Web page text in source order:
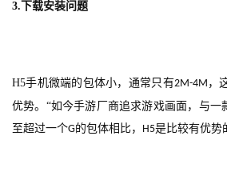
茶
3. 下载安装问题
H5手机微端的包体小，通常只有2M-4M ，
优势。“如今手游厂商追求游戏画面，与一
至超过一个G的包体相比， H5是比较有优势